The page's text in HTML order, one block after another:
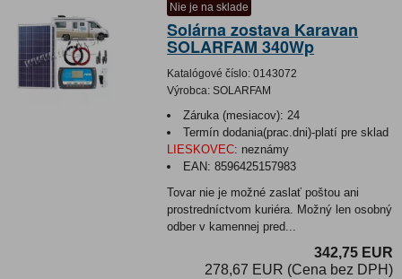
Nie je na sklade
Solárna zostava Karavan
SOLARFAM 340Wp
Katalógové číslo: 0143072
Výrobca: SOLARFAM
Záruka (mesiacov): 24
Termín dodania(prac.dni)-platí pre sklad
LIESKOVEC: neznámy
EAN:8596425157983
Tovar nie je možné zaslať poštou ani
prostredníctvom kuriéra. Možný len osobný
odber v kamennej pred...
342,75 EUR
278,67 EUR (Cena bez DPH)